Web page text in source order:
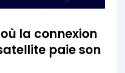
la connexion
paie son